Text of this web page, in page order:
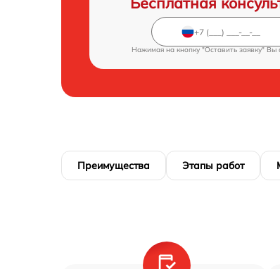
Нажимая на кнопку "Оставить заявку" Вы
Преимущества Этапы работ